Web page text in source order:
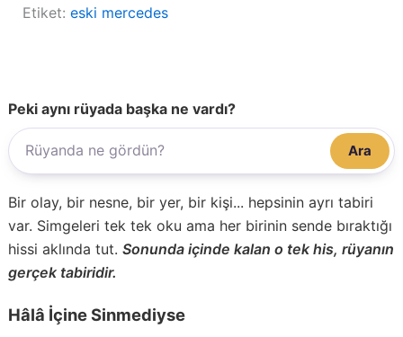
Etiket: eski mercedes
Peki aynı rüyada başka ne vardı?
Ara
Bir olay, bir nesne, bir yer, bir kişi... hepsinin ayrı tabiri
var. Simgeleri tek tek oku ama her birinin sende bıraktığı
hissi aklında tut. Sonunda içinde kalan o tek his, rüyanın
gerçek tabiridir.
Hâlâ İçine Sinmediyse